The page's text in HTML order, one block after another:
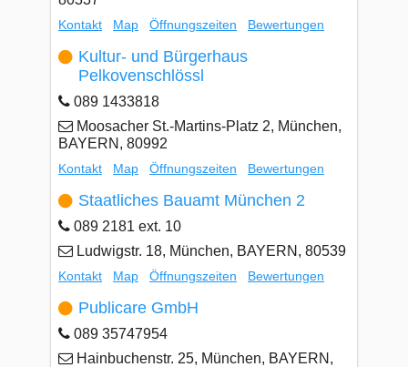
Kontakt Map Öffnungszeiten Bewertungen
Kultur- und Bürgerhaus
Pelkovenschlössl
089 1433818
Moosacher St.-Martins-Platz 2, München,
BAYERN, 80992
Kontakt Map Öffnungszeiten Bewertungen
Staatliches Bauamt München 2
089 2181 ext. 10
Ludwigstr. 18, München, BAYERN, 80539
Kontakt Map Öffnungszeiten Bewertungen
Publicare GmbH
089 35747954
Hainbuchenstr. 25, München, BAYERN,